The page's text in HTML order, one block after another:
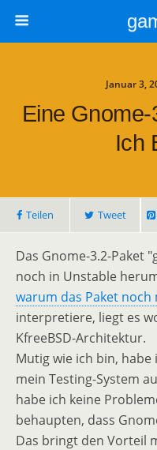
Januar 3,
Eine
Ich
Teilen Tweet
Das Gnome-3.2-Paket
noch in Unstable
warum das Paket
interpretiere, liegt es
KfreeBSD-Architektur.
Mutig wie ich bin,
mein Testing-System
habe ich keine
behaupten, dass
Das bringt den Vorteil